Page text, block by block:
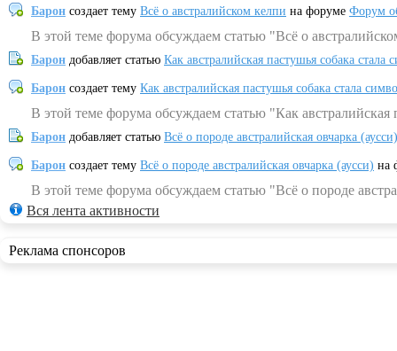
Барон создает тему Всё о австралийском келпи на форуме Форум
В этой теме форума обсуждаем статью "Всё о
Барон добавляет статью Как австралийская пастушья собака
Барон создает тему Как австралийская пастушья собака стала
В этой теме форума обсуждаем статью "Как
Барон добавляет статью Всё о породе австралийская овчарка (аусси)
Барон создает тему Всё о породе австралийская овчарка (аусси) на
В этой теме форума обсуждаем статью "Всё о породе
Вся лента активности
Реклама спонсоров